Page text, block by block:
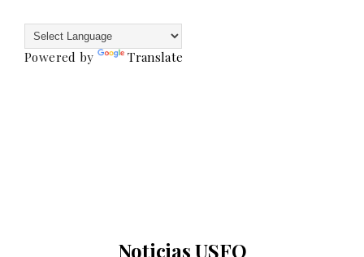
Powered by Translate
Noticias USFQ